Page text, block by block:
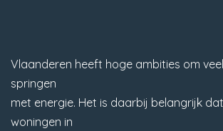
Vlaanderen heeft hoge ambities om
springen
met energie. Het is daarbij belangrijk
woningen in